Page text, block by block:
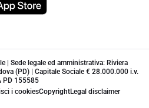
| Sede legale ed amministrativa: Riviera
(PD) | Capitale Sociale € 28.000.000 i.v.
PD 155585
i cookiesCopyrightLegal disclaimer